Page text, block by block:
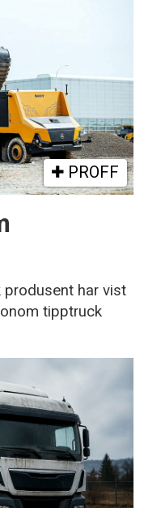
PROFF
produsent har vist
tipptruck